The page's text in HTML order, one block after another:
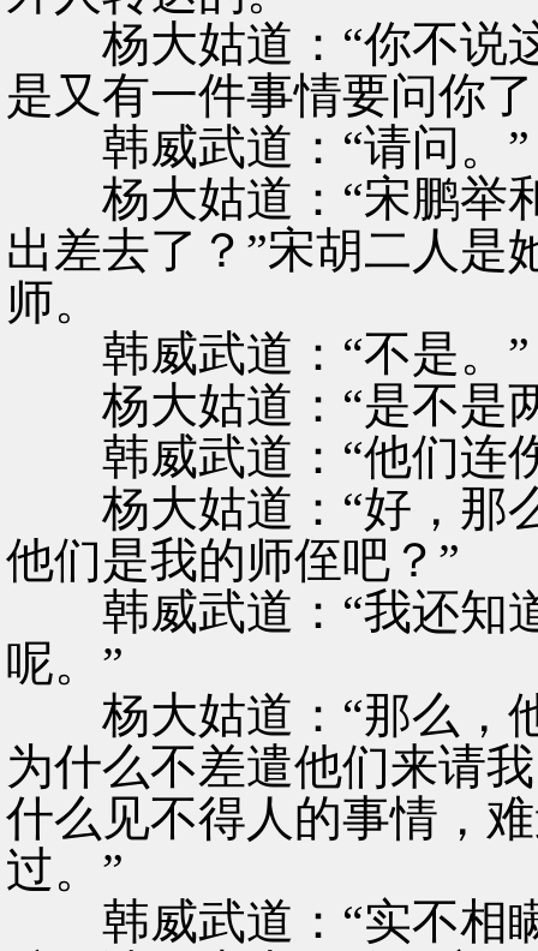
杨大姑道：“你不说
是又有一件事情要问你
韩威武道：“请问。”
杨大姑道：“宋鹏举
出差去了？”宋胡二人是
师。
韩威武道：“不是。”
杨大姑道：“是不是
韩威武道：“他们连
杨大姑道：“好，那
他们是我的师侄吧？”
韩威武道：“我还知
呢。”
杨大姑道：“那么，
为什么不差遣他们来请
什么见不得人的事情，
过。”
韩威武道：“实不相